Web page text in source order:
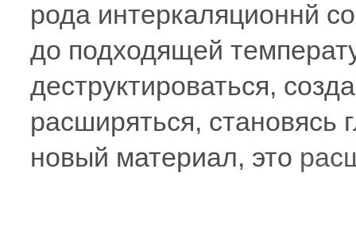
рода интеркаляционнй
до подходящей
деструктироваться,
расширяться, становясь
новый материал, это